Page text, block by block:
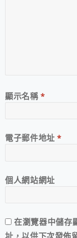
顯示名稱*
電子郵件地址*
個人網站網址
在瀏覽器中儲存